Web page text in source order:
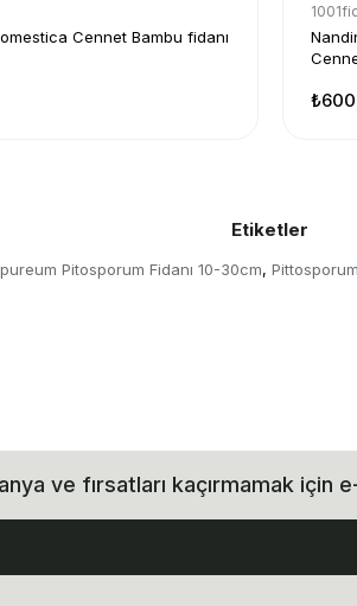
Cennet Bambu fidanı
Etiketler
Pitosporum Fidanı 10-30cm,
ve fırsatları kaçırmamak için